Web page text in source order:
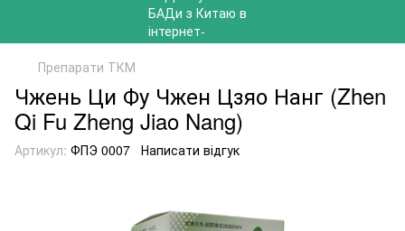
Препарати ТКМ
Чжень Ци Фу Чжен Цзяо Нанг (Zhen
Qi Fu Zheng Jiao Nang)
Артикул: ФПЭ 0007 Написати відгук